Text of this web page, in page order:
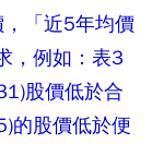
「近5年均價
，例如：表3
股價低於合
的股價低於便